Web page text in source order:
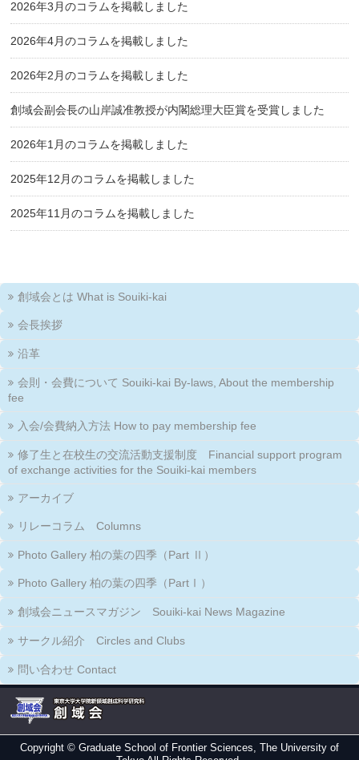
2026年3月のコラムを掲載しました
2026年4月のコラムを掲載しました
2026年2月のコラムを掲載しました
創域会副会長の山岸誠准教授が内閣総理大臣賞を受賞しました
2026年1月のコラムを掲載しました
2025年12月のコラムを掲載しました
2025年11月のコラムを掲載しました
創域会とは What is Souiki-kai
会長挨拶
沿革
会則・会費について Souiki-kai By-laws, About the membership
fee
入会/会費納入方法 How to pay membership fee
修了生と在校生の交流活動支援制度 Financial support program
of exchange activities for the Souiki-kai members
アーカイブ
リレーコラム Columns
Photo Gallery 柏の葉の四季（Part Ⅱ）
Photo Gallery 柏の葉の四季（PartⅠ）
創域会ニュースマガジン Souiki-kai News Magazine
サークル紹介 Circles and Clubs
問い合わせ Contact
Copyright © Graduate School of Frontier Sciences, The University of